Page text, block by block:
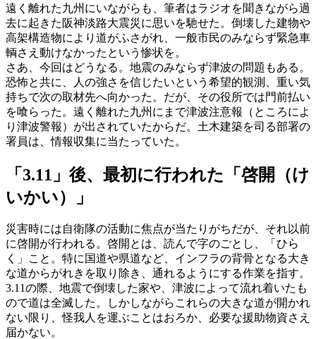
遠く離れた九州にいながらも、筆者はラジオを聞きながら過
去に起きた阪神淡路大震災に思いを馳せた。倒壊した建物や
高架構造物により道がふさがれ、一般市民のみならず緊急車
輌さえ動けなかったという惨状を。
さあ、今回はどうなる。地震のみならず津波の問題もある。
恐怖と共に、人の強さを信じたいという希望的観測、重い気
持ちで次の取材先へ向かった。だが、その役所では門前払い
を喰らった。遠く離れた九州にまで津波注意報（ところによ
り津波警報）が出されていたからだ。土木建築を司る部署の
署員は、情報収集に当たっていた。
「3.11」後、最初に行われた「啓開（け
いかい）」
災害時には自衛隊の活動に焦点が当たりがちだが、それ以前
に啓開が行われる。啓開とは、読んで字のごとし、「ひら
く」こと。特に国道や県道など、インフラの背骨となる大き
な道からがれきを取り除き、通れるようにする作業を指す。
3.11の際、地震で倒壊した家や、津波によって流れ着いたも
ので道は全滅した。しかしながらこれらの大きな道が開かれ
ない限り、怪我人を運ぶことはおろか、必要な援助物資さえ
届かない。